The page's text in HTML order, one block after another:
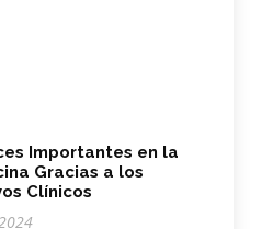
Importantes en la
Gracias a los
Clínicos